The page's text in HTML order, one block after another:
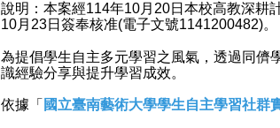
說明：本案經114年10月20日本校高教深耕
10月23日簽奉核准(電子文號1141200482)。
為提倡學生自主多元學習之風氣，透過同儕
識經驗分享與提升學習成效。
依據「 國立臺南藝術大學學生自主學習社群